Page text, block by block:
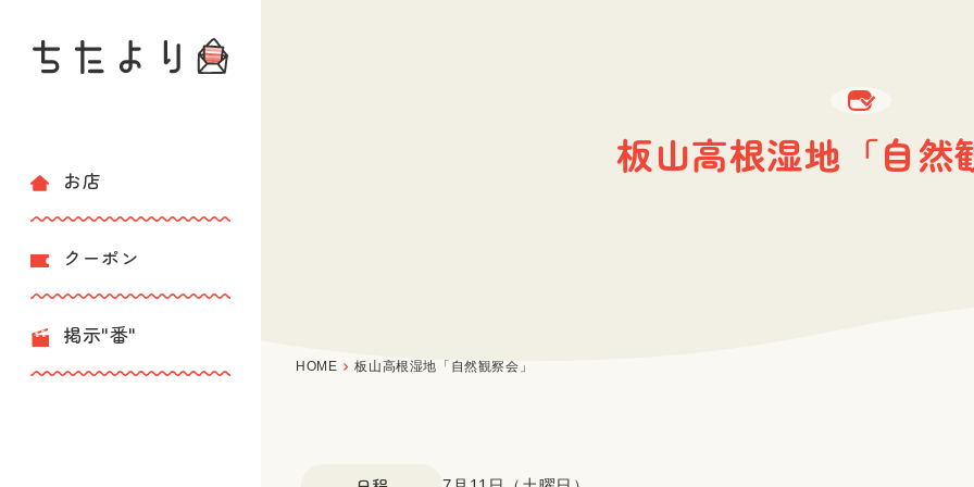
お店
クーポン
掲示"番"
板山高根湿地「自然
HOME 板山高根湿地「自然観察会」